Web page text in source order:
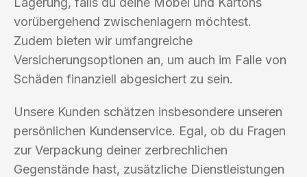
vorübergehend zwischenlagern möchtest.
Zudem bieten wir umfangreiche
Versicherungsoptionen an, um auch im Falle von
Schäden finanziell abgesichert zu sein.
Unsere Kunden schätzen insbesondere unseren
persönlichen Kundenservice. Egal, ob du Fragen
zur Verpackung deiner zerbrechlichen
Gegenstände hast, zusätzliche Dienstleistungen